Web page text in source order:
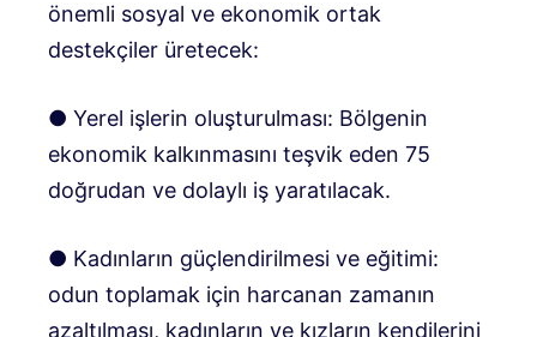
önemli sosyal ve ekonomik ortak
destekçiler üretecek:
● Yerel işlerin oluşturulması: Bölgenin
ekonomik kalkınmasını teşvik eden 75
doğrudan ve dolaylı iş yaratılacak.
● Kadınların güçlendirilmesi ve eğitimi:
odun toplamak için harcanan zamanın
azaltılması, kadınların ve kızların kendilerini